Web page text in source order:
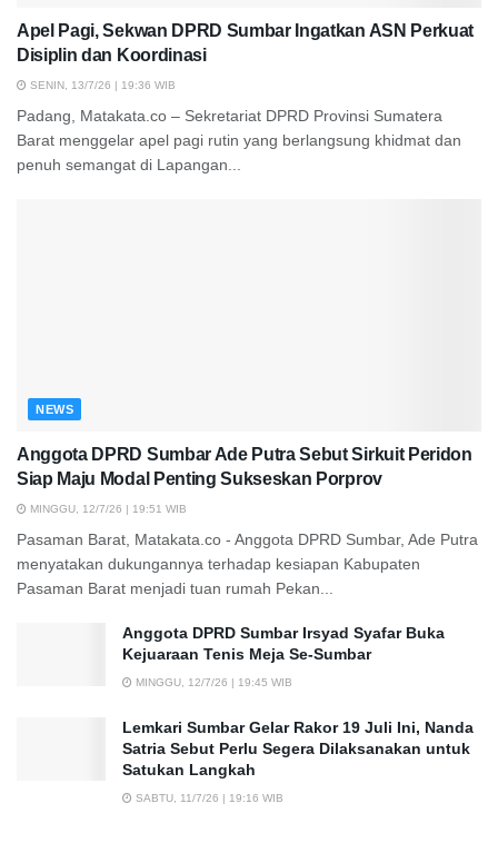
Apel Pagi, Sekwan DPRD Sumbar Ingatkan ASN Perkuat
Disiplin dan Koordinasi
SENIN, 13/7/26 | 19:36 WIB
Padang, Matakata.co – Sekretariat DPRD Provinsi Sumatera
Barat menggelar apel pagi rutin yang berlangsung khidmat dan
penuh semangat di Lapangan...
NEWS
Anggota DPRD Sumbar Ade Putra Sebut Sirkuit Peridon
Siap Maju Modal Penting Sukseskan Porprov
MINGGU, 12/7/26 | 19:51 WIB
Pasaman Barat, Matakata.co - Anggota DPRD Sumbar, Ade Putra
menyatakan dukungannya terhadap kesiapan Kabupaten
Pasaman Barat menjadi tuan rumah Pekan...
Anggota DPRD Sumbar Irsyad Syafar Buka
Kejuaraan Tenis Meja Se-Sumbar
MINGGU, 12/7/26 | 19:45 WIB
Lemkari Sumbar Gelar Rakor 19 Juli Ini, Nanda
Satria Sebut Perlu Segera Dilaksanakan untuk
Satukan Langkah
SABTU, 11/7/26 | 19:16 WIB